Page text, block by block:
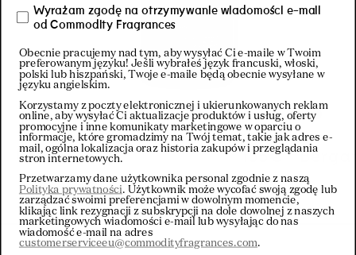
Rain Regular price
155€
Wyrażam zgodę na otrzymywanie wiadomości e-mail
od Commodity Fragrances
Obecnie pracujemy nad tym, aby wysyłać Ci e-maile w Twoim
preferowanym języku! Jeśli wybrałeś język francuski, włoski,
polski lub hiszpański, Twoje e-maile będą obecnie wysyłane w
języku angielskim.
Korzystamy z poczty elektronicznej i ukierunkowanych reklam
online, aby wysyłać Ci aktualizacje produktów i usług, oferty
promocyjne i inne komunikaty marketingowe w oparciu o
informacje, które gromadzimy na Twój temat, takie jak adres e-
mail, ogólna lokalizacja oraz historia zakupów i przeglądania
stron internetowych.
Przetwarzamy dane użytkownika personal zgodnie z naszą
Polityka prywatności. Użytkownik może wycofać swoją zgodę lub
zarządzać swoimi preferencjami w dowolnym momencie,
klikając link rezygnacji z subskrypcji na dole dowolnej z naszych
marketingowych wiadomości e-mail lub wysyłając do nas
wiadomość e-mail na adres
customerserviceeu@commodityfragrances.com.